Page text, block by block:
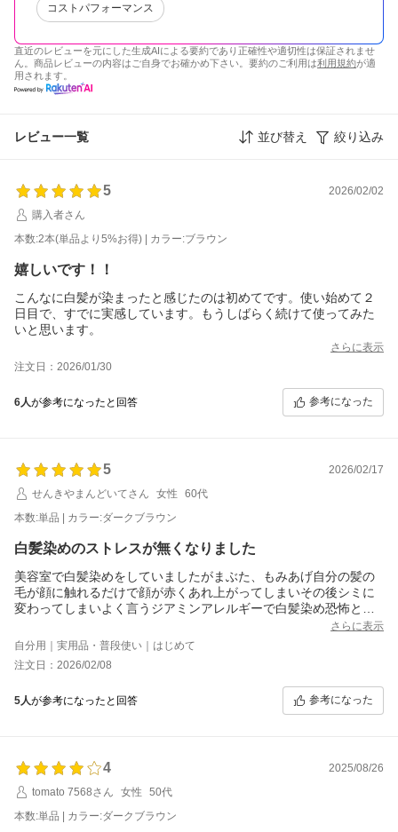
コストパフォーマンス
直近のレビューを元にした生成AIによる要約であり正確性や適切性は保証されませ
ん。商品レビューの内容はご自身でお確かめ下さい。要約のご利用は利用規約が適
用されます。
レビュー一覧 並び替え 絞り込み
5
2026/02/02
購入者さん
本数:2本(単品より5%お得) | カラー:ブラウン
嬉しいです！！
こんなに白髪が染まったと感じたのは初めてです。使い始めて２
日目で、すでに実感しています。もうしばらく続けて使ってみた
いと思います。
さらに表示
注文日：2026/01/30
6人が参考になったと回答 参考になった
5
2026/02/17
せんきやまんどいてさん
女性
60代
本数:単品 | カラー:ダークブラウン
白髪染めのストレスが無くなりました
美容室で白髪染めをしていましたがまぶた、もみあげ自分の髪の
毛が顔に触れるだけで顔が赤くあれ上がってしまいその後シミに
変わってしまいよく言うジアミンアレルギーで白髪染め恐怖とな
りましたがモンドセレクションやジアミンが入っていないという
事を信じて髪を濡らさず直接塗ってシャンプーしてみました。1週
間が経ちましたが顔が腫れたり痒くなったりがありませんでした
のでこれは間違いない商品だと確信しました。香り良し艶も出て
髪がシットリしました。どなたかの口コミにもありましたが洗う
度に少し色が出ますがこれは想定内です。髪色はブラウンですが
さらに表示
自分用｜実用品・普段使い｜はじめて
注文日：2026/02/08
5人が参考になったと回答 参考になった
4
2025/08/26
tomato 7568さん
女性
50代
本数:単品 | カラー:ダークブラウン